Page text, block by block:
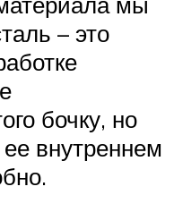
– это
бочку, но
внутреннем